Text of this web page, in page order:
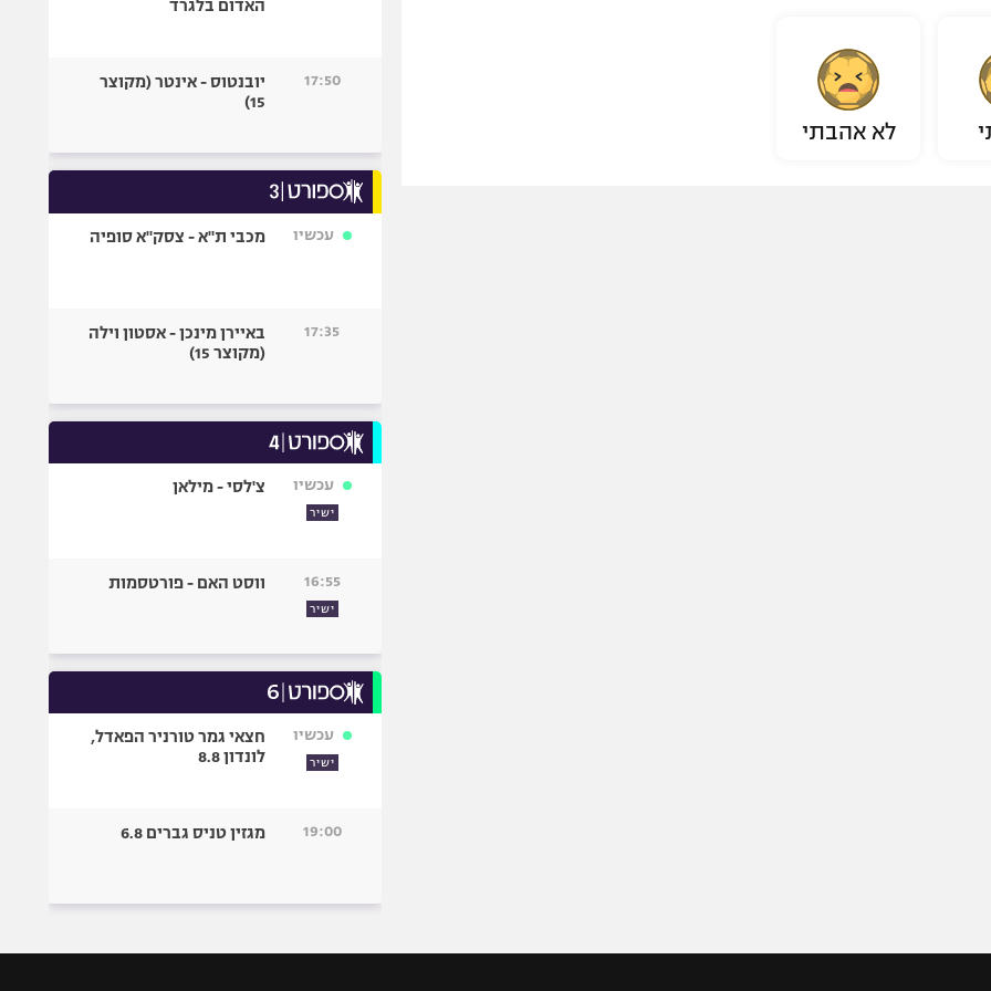
לא אהבתי
האדום בלגרד
17:50
יובנטוס - אינטר (מקוצר
15)
עכשיו מכבי ת"א - צסק"א סופיה
17:35
באיירן מינכן - אסטון וילה
(מקוצר 15)
עכשיו
ישיר
צ'לסי - מילאן
16:55
ישיר
ווסט האם - פורטסמות
עכשיו
ישיר
חצאי גמר טורניר הפאדל,
לונדון 8.8
19:00 מגזין טניס גברים 6.8